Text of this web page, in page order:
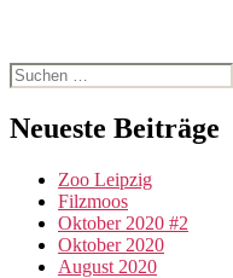
Suchen
nach:
Neueste Beiträge
Zoo Leipzig
Filzmoos
Oktober 2020 #2
Oktober 2020
August 2020